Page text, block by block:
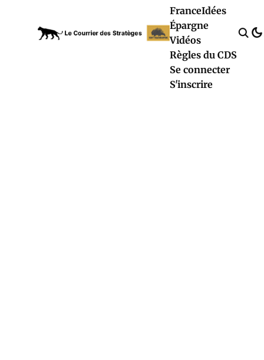
FranceIdées
Épargne
Vidéos
Règles du CDS
Se connecter
S'inscrire